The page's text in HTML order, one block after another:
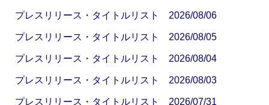
プレスリリース・タイトルリスト 2026/08/06
プレスリリース・タイトルリスト 2026/08/05
プレスリリース・タイトルリスト 2026/08/04
プレスリリース・タイトルリスト 2026/08/03
プレスリリース・タイトルリスト 2026/07/31